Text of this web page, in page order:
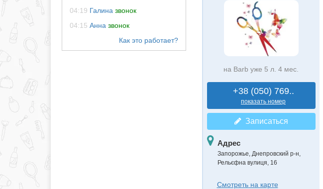
04:19 Галина звонок
04:15 Анна звонок
на Barb уже 5 л. 4 мес.
+38 (050) 769..
показать номер
Записаться
Адрес
Запорожье, Днепровский р-н
Рельєфна вулиця, 16
Смотреть на карте